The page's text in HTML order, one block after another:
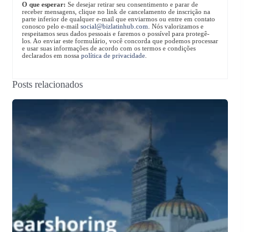
O que esperar: Se desejar retirar seu consentimento e parar de
receber mensagens, clique no link de cancelamento de inscrição na
parte inferior de qualquer e-mail que enviarmos ou entre em contato
conosco pelo e-mail social@bizlatinhub.com. Nós valorizamos e
respeitamos seus dados pessoais e faremos o possível para protegê-
los. Ao enviar este formulário, você concorda que podemos processar
e usar suas informações de acordo com os termos e condições
declarados em nossa política de privacidade.
Posts relacionados